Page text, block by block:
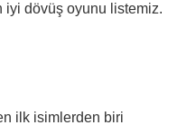
iyi dövüş oyunu listemiz.
ilk isimlerden biri